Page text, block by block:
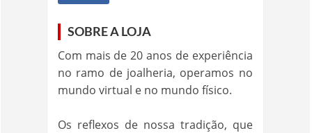
SOBRE A LOJA
Com mais de 20 anos de experiência
no ramo de joalheria, operamos no
mundo virtual e no mundo físico.
Os reflexos de nossa tradição, que